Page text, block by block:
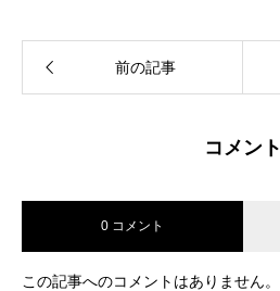
前の記事
コメント
0 コメント
この記事へのコメントはありません。